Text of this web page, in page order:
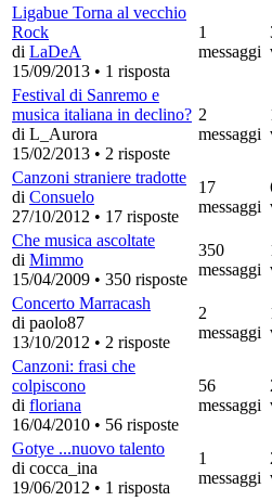
Ligabue Torna al vecchio
Rock
di LaDeA
15/09/2013 • 1 risposta
1
messaggi
Festival di Sanremo e
musica italiana in declino?
di L_Aurora
15/02/2013 • 2 risposte
2
messaggi
Canzoni straniere tradotte
di Consuelo
27/10/2012 • 17 risposte
17
messaggi
Che musica ascoltate
di Mimmo
15/04/2009 • 350 risposte
350
messaggi
Concerto Marracash
di paolo87
13/10/2012 • 2 risposte
2
messaggi
Canzoni: frasi che
colpiscono
di floriana
16/04/2010 • 56 risposte
56
messaggi
Gotye ...nuovo talento
di cocca_ina
19/06/2012 • 1 risposta
1
messaggi